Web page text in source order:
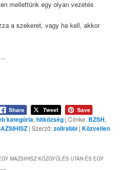
mellettünk egy olyan vezetés
a szekeret, vagy ha kell, akkor
kategória,hitközség | Címke: BZSH,
| Szerző:zolirabbi |Közvetlen
MAZSIHISZ KÖZGYŰLÉS UTÁN ÉS EGY